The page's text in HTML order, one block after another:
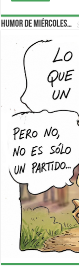
Humor de Miércoles…